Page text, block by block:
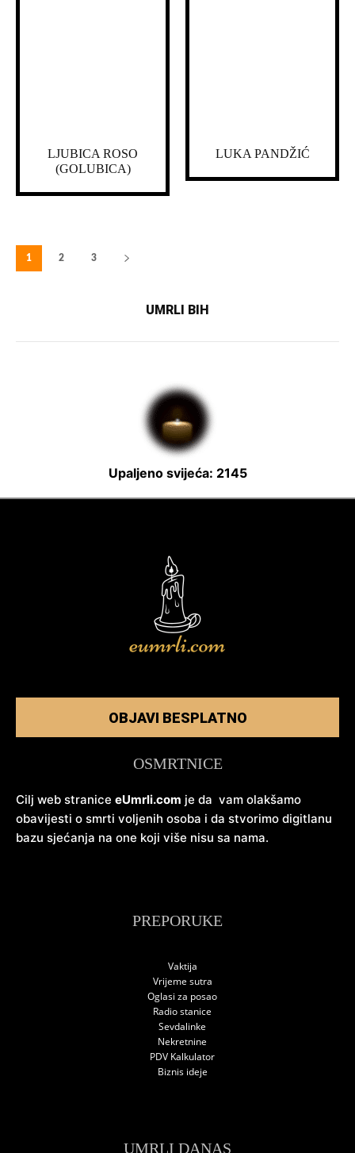
LJUBICA ROSO
(GOLUBICA)
LUKA PANDŽIĆ
1 2 3
UMRLI BIH
Upaljeno svijeća: 2145
OBJAVI BESPLATNO
OSMRTNICE
Cilj web stranice eUmrli.com je da vam olakšamo
obavijesti o smrti voljenih osoba i da stvorimo digitlanu
bazu sjećanja na one koji više nisu sa nama.
PREPORUKE
Vaktija
Vrijeme sutra
Oglasi za posao
Radio stanice
Sevdalinke
Nekretnine
PDV Kalkulator
Biznis ideje
UMRLI DANAS